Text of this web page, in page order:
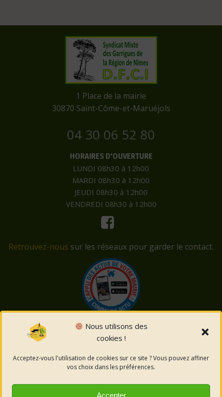
Nous utilisons des
cookies !
Acceptez-vous l'utilisation de cookies sur ce site ? Vous pouvez affiner
vos choix dans les préférences.
Accepter
​1 Place de la mairie
​30870 Saint-Côme-et-Maruéjols
04 30 06 52 80
HORAIRES D'OUVERTURE
LUNDI 08h30 à 12h00
MARDI 08h30 à 12h00
JEUDI 08h30 à 12h00
VENDREDI 08h30 à 12h00
Retrouvez-nous sur les réseaux pour garder le contact.
© 2026 Saint-Côme-et-Maruéjols. Un service proposé
Mentions légales